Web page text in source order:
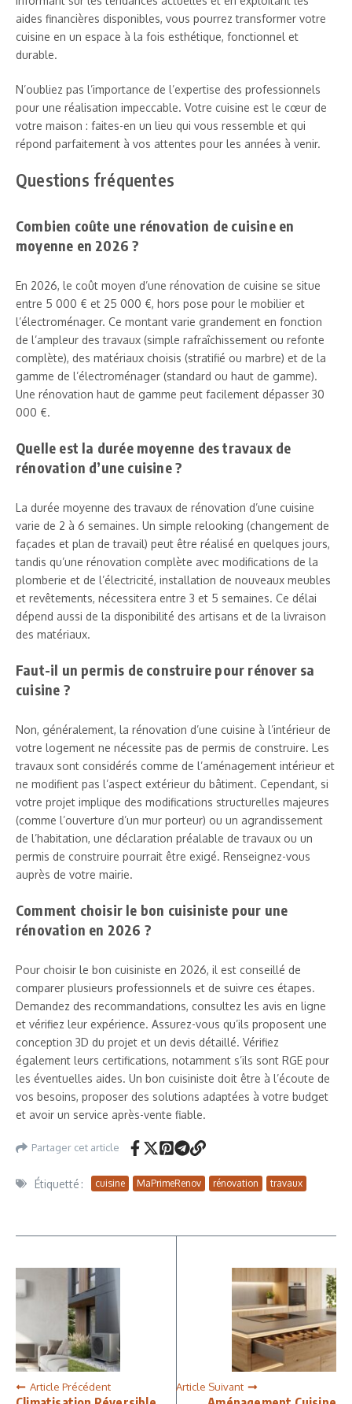
aides financières disponibles, vous pourrez transformer votre
cuisine en un espace à la fois esthétique, fonctionnel et
durable.
N’oubliez pas l’importance de l’expertise des professionnels
pour une réalisation impeccable. Votre cuisine est le cœur de
votre maison : faites-en un lieu qui vous ressemble et qui
répond parfaitement à vos attentes pour les années à venir.
Questions fréquentes
Combien coûte une rénovation de cuisine en
moyenne en 2026 ?
En 2026, le coût moyen d’une rénovation de cuisine se situe
entre 5 000 € et 25 000 €, hors pose pour le mobilier et
l’électroménager. Ce montant varie grandement en fonction
de l’ampleur des travaux (simple rafraîchissement ou refonte
complète), des matériaux choisis (stratifié ou marbre) et de la
gamme de l’électroménager (standard ou haut de gamme).
Une rénovation haut de gamme peut facilement dépasser 30
000 €.
Quelle est la durée moyenne des travaux de
rénovation d’une cuisine ?
La durée moyenne des travaux de rénovation d’une cuisine
varie de 2 à 6 semaines. Un simple relooking (changement de
façades et plan de travail) peut être réalisé en quelques jours,
tandis qu’une rénovation complète avec modifications de la
plomberie et de l’électricité, installation de nouveaux meubles
et revêtements, nécessitera entre 3 et 5 semaines. Ce délai
dépend aussi de la disponibilité des artisans et de la livraison
des matériaux.
Faut-il un permis de construire pour rénover sa
cuisine ?
Non, généralement, la rénovation d’une cuisine à l’intérieur de
votre logement ne nécessite pas de permis de construire. Les
travaux sont considérés comme de l’aménagement intérieur et
ne modifient pas l’aspect extérieur du bâtiment. Cependant, si
votre projet implique des modifications structurelles majeures
(comme l’ouverture d’un mur porteur) ou un agrandissement
de l’habitation, une déclaration préalable de travaux ou un
permis de construire pourrait être exigé. Renseignez-vous
auprès de votre mairie.
Comment choisir le bon cuisiniste pour une
rénovation en 2026 ?
Pour choisir le bon cuisiniste en 2026, il est conseillé de
comparer plusieurs professionnels et de suivre ces étapes.
Demandez des recommandations, consultez les avis en ligne
et vérifiez leur expérience. Assurez-vous qu’ils proposent une
conception 3D du projet et un devis détaillé. Vérifiez
également leurs certifications, notamment s’ils sont RGE pour
les éventuelles aides. Un bon cuisiniste doit être à l’écoute de
vos besoins, proposer des solutions adaptées à votre budget
et avoir un service après-vente fiable.
Partager cet article
Étiquetté : cuisine MaPrimeRenov rénovation travaux
Article Précédent Article Suivant